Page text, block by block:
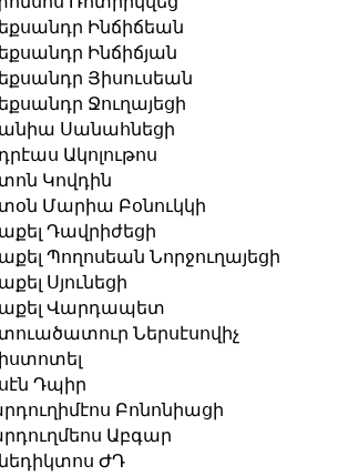
Ինճիճեան
Ինճիճյան
Յիսուսեան
Ջուղայեցի
Սանահնեցի
Ակոլութոս
Կովդին
Մարիա Բօնուկկի
Դավրիժեցի
Պողոսեան Նորջուղայեցի
Սյունեցի
Վարդապետ
Ներսէսովիչ
Դպիր
Բոնոնիացի
Աբգար
ԺԴ